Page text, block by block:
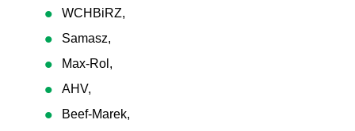
WCHBiRZ,
Samasz,
Max-Rol,
AHV,
Beef-Marek,